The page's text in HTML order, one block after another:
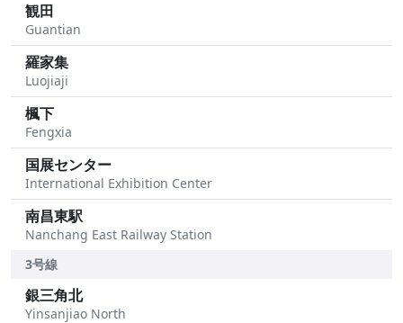
観田
Guantian
羅家集
Luojiaji
楓下
Fengxia
国展センター
International Exhibition Center
南昌東駅
Nanchang East Railway Station
3号線
銀三角北
Yinsanjiao North